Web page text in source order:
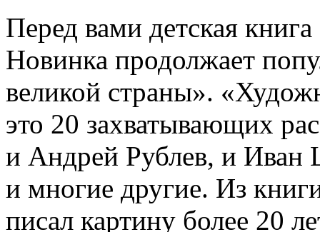
Перед вами детская
Новинка продолжает
великой страны».
это 20 захватывающих
и Андрей Рублев, и
и многие другие. Из
писал картину более 20